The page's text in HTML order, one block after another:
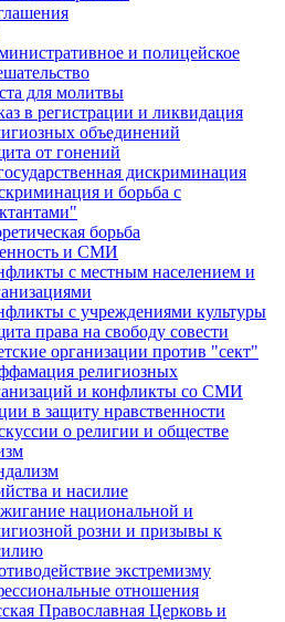
и полицейское
для молитвы
в регистрации и ликвидация
объединений
от гонений
дискриминация
и борьба с
борьба
и СМИ
с местным населением и
с учреждениями культуры
права на свободу совести
организации против "сект"
религиозных
и конфликты со СМИ
в защиту нравственности
о религии и обществе
и насилие
национальной и
розни и призывы к
экстремизму
отношения
Православная Церковь и